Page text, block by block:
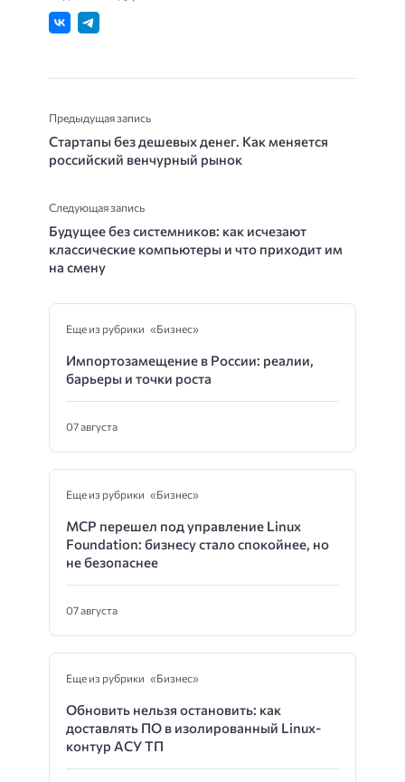
Предыдущая запись
Стартапы без дешевых денег. Как меняется
российский венчурный рынок
Следующая запись
Будущее без системников: как исчезают
классические компьютеры и что приходит им
на смену
Еще из рубрики «Бизнес»
Импортозамещение в России: реалии,
барьеры и точки роста
07 августа
Еще из рубрики «Бизнес»
MCP перешел под управление Linux
Foundation: бизнесу стало спокойнее, но
не безопаснее
07 августа
Еще из рубрики «Бизнес»
Обновить нельзя остановить: как
доставлять ПО в изолированный Linux-
контур АСУ ТП